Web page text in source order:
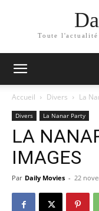
Toute l'actualité
Accueil Divers La
Divers La Nanar Party
LA
IMAGES
Par Daily Movies - 22